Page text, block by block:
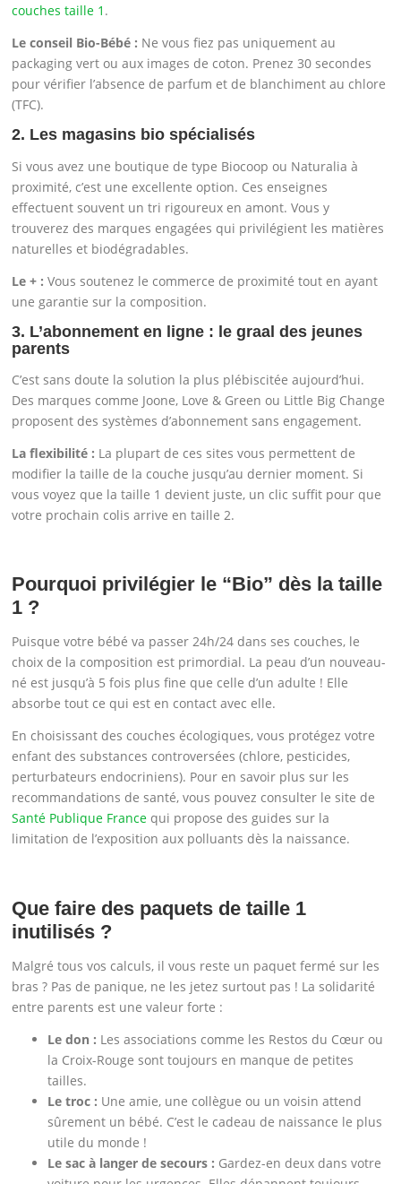
couches taille 1 .
Le conseil Bio-Bébé : Ne vous fiez pas uniquement au
packaging vert ou aux images de coton. Prenez 30 secondes
pour vérifier l’absence de parfum et de blanchiment au chlore
(TFC).
2. Les magasins bio spécialisés
Si vous avez une boutique de type Biocoop ou Naturalia à
proximité, c’est une excellente option. Ces enseignes
effectuent souvent un tri rigoureux en amont. Vous y
trouverez des marques engagées qui privilégient les matières
naturelles et biodégradables.
Le + : Vous soutenez le commerce de proximité tout en ayant
une garantie sur la composition.
3. L’abonnement en ligne : le graal des jeunes
parents
C’est sans doute la solution la plus plébiscitée aujourd’hui.
Des marques comme Joone, Love & Green ou Little Big Change
proposent des systèmes d’abonnement sans engagement.
La flexibilité : La plupart de ces sites vous permettent de
modifier la taille de la couche jusqu’au dernier moment. Si
vous voyez que la taille 1 devient juste, un clic suffit pour que
votre prochain colis arrive en taille 2.
Pourquoi privilégier le “Bio” dès la taille
1 ?
Puisque votre bébé va passer 24h/24 dans ses couches, le
choix de la composition est primordial. La peau d’un nouveau-
né est jusqu’à 5 fois plus fine que celle d’un adulte ! Elle
absorbe tout ce qui est en contact avec elle.
En choisissant des couches écologiques, vous protégez votre
enfant des substances controversées (chlore, pesticides,
perturbateurs endocriniens). Pour en savoir plus sur les
recommandations de santé, vous pouvez consulter le site de
Santé Publique France qui propose des guides sur la
limitation de l’exposition aux polluants dès la naissance.
Que faire des paquets de taille 1
inutilisés ?
Malgré tous vos calculs, il vous reste un paquet fermé sur les
bras ? Pas de panique, ne les jetez surtout pas ! La solidarité
entre parents est une valeur forte :
Le don : Les associations comme les Restos du Cœur ou
la Croix-Rouge sont toujours en manque de petites
tailles.
Le troc : Une amie, une collègue ou un voisin attend
sûrement un bébé. C’est le cadeau de naissance le plus
utile du monde !
Le sac à langer de secours : Gardez-en deux dans votre